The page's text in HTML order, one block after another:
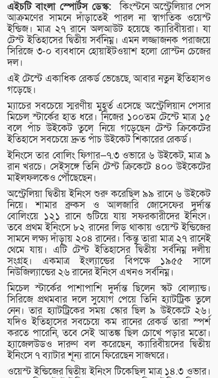
এইচটিবাংলা স্পোর্টসডেস্ক:কিংস্টনে অস্ট্রেলিয়ার পেস
আক্রমণের সামনে দাঁড়াতেই পারল না স্বাগতিক ওয়েস্ট
ইন্ডিজ। মাত্র ২৭ রানে অলআউট হয়েছে ক্যারিবীয়রা। যা
টেস্ট ইতিহাসের দ্বিতীয় সর্বনিম্ন। এমন লজ্জাজনক পরাজয়ে
সিরিজে ৩-০ ব্যবধানে হোয়াইটওয়াশ হলো রোস্টন চেজের
দল।
এই টেস্টে একাধিক রেকর্ড ভেঙেছে, আবার নতুন ইতিহাসও
গড়েছে।
ম্যাচের সবচেয়ে স্মরণীয় মুহূর্ত এসেছে অস্ট্রেলিয়ান পেসার
মিচেল স্টার্কের হাত ধরে। নিজের ১০০তম টেস্টে মাত্র ১৫
বলে পাঁচ উইকেট তুলে নিয়ে গড়েছেন টেস্ট ক্রিকেটের
ইতিহাসে সবচেয়ে দ্রুত পাঁচ উইকেট শিকারের রেকর্ড।
ইনিংসে তার বোলিং ফিগার—৭.৩ ওভারে ৬ উইকেট, মাত্র ৯
রান খরচে। সেইসঙ্গে তিনি টেস্ট ক্রিকেটে ৪০০ উইকেটের
মাইলফলকেও পৌঁছেছেন।
অস্ট্রেলিয়া দ্বিতীয় ইনিংস শুরু করেছিল ৯৯ রানে ৬ উইকেট
নিয়ে। শামার ব্রুকস ও আলজারি জোসেফের দুর্দান্ত
বোলিংয়ে ১২১ রানে গুটিয়ে যায় সফরকারীদের ইনিংস।
তবে প্রথম ইনিংসে ৮২ রানের লিড থাকায় ওয়েস্ট ইন্ডিজের
সামনে লক্ষ্য দাঁড়ায় ২০৪ রানের। কিন্তু তারা মাত্র ২৭ রানেই
থেমে যায়। এটি টেস্ট ইতিহাসের দ্বিতীয় সর্বনিম্ন দলীয়
সংগ্রহ। একমাত্র ইংল্যান্ডের বিপক্ষে ১৯৫৫ সালে
নিউজিল্যান্ডের ২৬ রানের ইনিংস এখনও সর্বনিম্ন।
মিচেল স্টার্কের পাশাপাশি দুর্দান্ত ছিলেন স্কট বোল্যান্ড।
সিরিজে প্রথমবার দলে সুযোগ পেয়ে তিনি হ্যাটট্রিক তুলে
নেন। তার হ্যাটট্রিকের সময় স্কোর ছিল ৯ উইকেটে ২৬।
যদিও ইতিহাসের সবচেয়ে কম রানের রেকর্ড তারা স্পর্শ
করতে পারেনি, তবে সেই আতঙ্ক ছিল চোখে পড়ার মতো।
হ্যাজেলউডও দারুণ বল করেছেন, ক্যারিবীয়দের দ্বিতীয়
ইনিংসে ৭ ব্যাটার শূন্য রানে ফিরেছেন সাজঘরে।
ওয়েস্ট ইন্ডিজের দ্বিতীয় ইনিংস টিকেছিল মাত্র ১৪.৩ ওভার।